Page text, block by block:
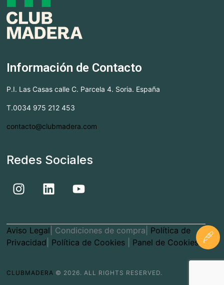
Información de Contacto
P.I. Las Casas calle C. Parcela 4. Soria. España
T.0034 975 212 453
contacto@clubmadera.com
Redes Sociales
Aviso Legal | Condiciones de compra| Política de
Privacidad Política de Cookies Panel de Cookies
CLUBMADERA © 2026. ALL RIGHTS RESERVED.